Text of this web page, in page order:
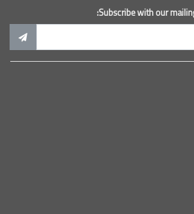
Subscribe with our